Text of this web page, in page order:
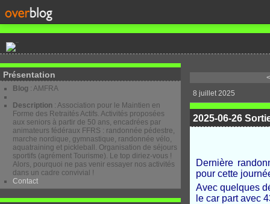
Présentation
Blog : AMFRA
Description : Association pour le Maintien en
Forme des Retraités Actifs. Activités proposées
aux seniors à partir de 50 ans, encadrées par
animateurs fédéraux FFRS : randonnée pédestre,
marche nordique, gymnastique, randonnée vélo,
aquatraining et pickleball. Organisation de séjours
sportifs (agrément Tourisme). Le top diriez-vous !
Alors, pourquoi ne pas venir essayer nos activités
dans un cadre convivial !
Contact
8 juillet 2025
2025-06-26
Dernière
pour cette
Avec quelques
le car part avec